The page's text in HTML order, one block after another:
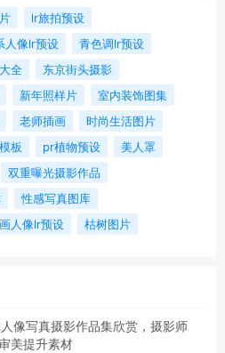
lr旅拍预设
人像lr预设
青色调lr预设
全
东京街头摄影
新年照样片
室内装饰图集
老师插画
时尚生活图片
板 pr植物预设
美人罩
双重曝光摄影作品
性感写真图库
人像lr预设 枯树图片
像写真摄影作品集欣赏，摄影师
美提升素材